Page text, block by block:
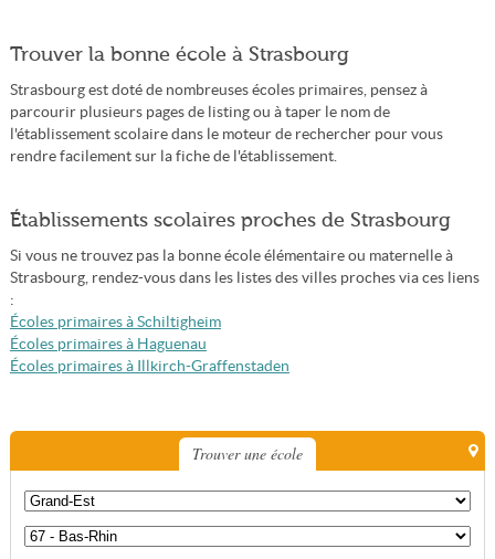
Trouver la bonne école à Strasbourg
Strasbourg est doté de nombreuses écoles primaires, pensez à
parcourir plusieurs pages de listing ou à taper le nom de
l'établissement scolaire dans le moteur de rechercher pour vous
rendre facilement sur la fiche de l'établissement.
Établissements scolaires proches de Strasbourg
Si vous ne trouvez pas la bonne école élémentaire ou maternelle à
Strasbourg, rendez-vous dans les listes des villes proches via ces liens
:
Écoles primaires à Schiltigheim
Écoles primaires à Haguenau
Écoles primaires à Illkirch-Graffenstaden
Trouver une école